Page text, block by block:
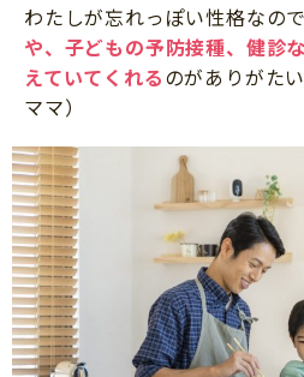
わたしが忘れっぽい性格なので
や、子どもの予防接種、健診
えていてくれるのがありがた
ママ）